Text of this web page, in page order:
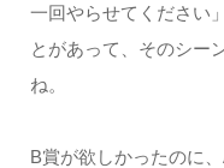
⼀回やらせてください
とがあって、そのシー
ね。
B賞が欲しかったのに